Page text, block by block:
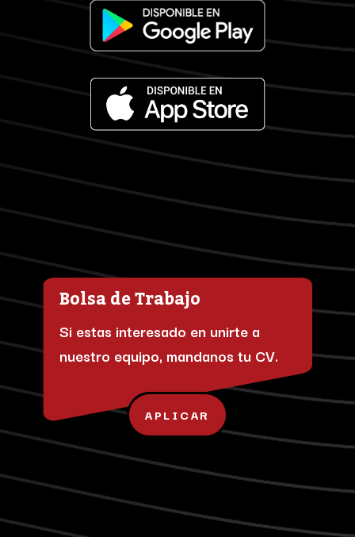
Bolsa de Trabajo
Si estas interesado en unirte a
nuestro equipo, mandanos tu CV.
APLICAR